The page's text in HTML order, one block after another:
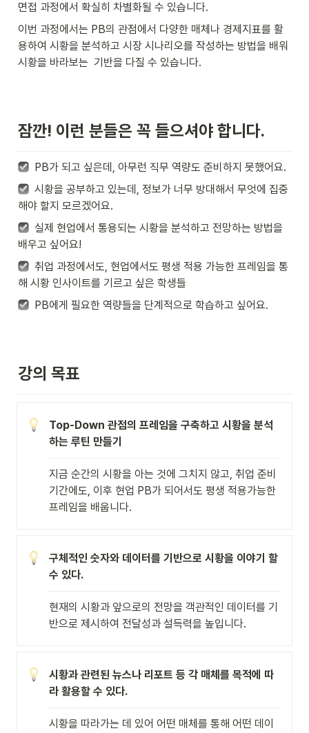
면접 과정에서 확실히 차별화될 수 있습니다.
이번 과정에서는 PB의 관점에서 다양한 매체나 경제지표를 활
용하여 시황을 분석하고 시장 시나리오를 작성하는 방법을 배워
시황을 바라보는  기반을 다질 수 있습니다.
잠깐! 이런 분들은 꼭 들으셔야 합니다.
PB가 되고 싶은데, 아무런 직무 역량도 준비하지 못했어요.
시황을 공부하고 있는데, 정보가 너무 방대해서 무엇에 집중
해야 할지 모르겠어요.
실제 현업에서 통용되는 시황을 분석하고 전망하는 방법을
배우고 싶어요!
취업 과정에서도, 현업에서도 평생 적용 가능한 프레임을 통
해 시황 인사이트를 기르고 싶은 학생들
PB에게 필요한 역량들을 단계적으로 학습하고 싶어요.
강의 목표
Top-Down 관점의 프레임을 구축하고 시황을 분석
하는 루틴 만들기
지금 순간의 시황을 아는 것에 그치지 않고, 취업 준비
기간에도, 이후 현업 PB가 되어서도 평생 적용가능한
프레임을 배웁니다.
구체적인 숫자와 데이터를 기반으로 시황을 이야기 할
수 있다.
현재의 시황과 앞으로의 전망을 객관적인 데이터를 기
반으로 제시하여 전달성과 설득력을 높입니다.
시황과 관련된 뉴스나 리포트 등 각 매체를 목적에 따
라 활용할 수 있다.
시황을 따라가는 데 있어 어떤 매체를 통해 어떤 데이